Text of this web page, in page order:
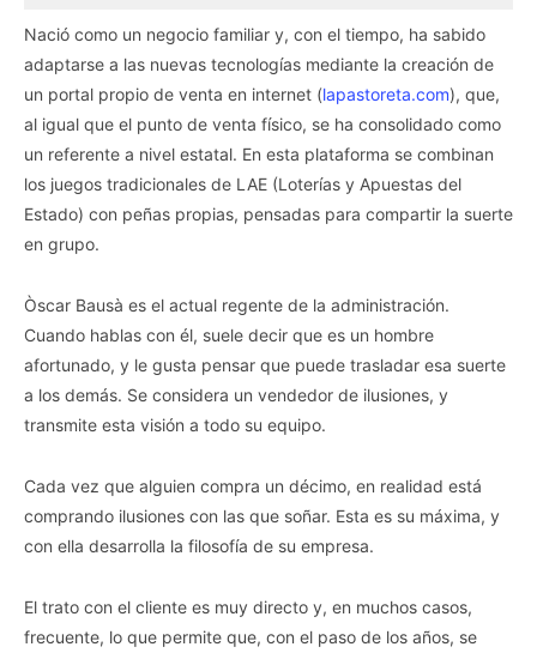
Nació como un negocio familiar y, con el tiempo, ha sabido
adaptarse a las nuevas tecnologías mediante la creación de
un portal propio de venta en internet (lapastoreta.com), que,
al igual que el punto de venta físico, se ha consolidado como
un referente a nivel estatal. En esta plataforma se combinan
los juegos tradicionales de LAE (Loterías y Apuestas del
Estado) con peñas propias, pensadas para compartir la suerte
en grupo.
Òscar Bausà es el actual regente de la administración.
Cuando hablas con él, suele decir que es un hombre
afortunado, y le gusta pensar que puede trasladar esa suerte
a los demás. Se considera un vendedor de ilusiones, y
transmite esta visión a todo su equipo.
Cada vez que alguien compra un décimo, en realidad está
comprando ilusiones con las que soñar. Esta es su máxima, y
con ella desarrolla la filosofía de su empresa.
El trato con el cliente es muy directo y, en muchos casos,
frecuente, lo que permite que, con el paso de los años, se